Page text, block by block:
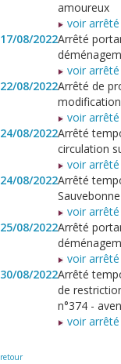
amoureux
voir arrêté
17/08/2022Arrêté
voir arrêté
22/08/2022Arrêté de
voir arrêté
24/08/2022Arrêté
circulation
voir arrêté
24/08/2022Arrêté
Sauvebonne
voir arrêté
25/08/2022Arrêté
voir arrêté
30/08/2022Arrêté
de
n°374 -
voir arrêté
retour